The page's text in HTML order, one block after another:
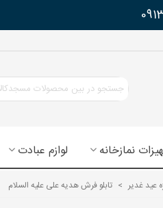
نمازخانه لوازم عبادت
عید غدیر > تابلو فرش هدیه علی علیه السلام